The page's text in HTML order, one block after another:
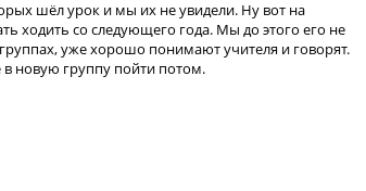
шёл урок и мы их не увидели. Ну вот на
ходить со следующего года. Мы до этого его не
уже хорошо понимают учителя и говорят.
новую группу пойти потом.